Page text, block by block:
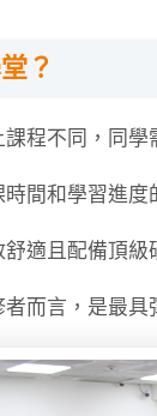
？
程不同，同學
間和學習進
適且配備頂
而言，是最具